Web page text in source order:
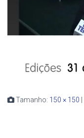
Tamanho: 150 × 150